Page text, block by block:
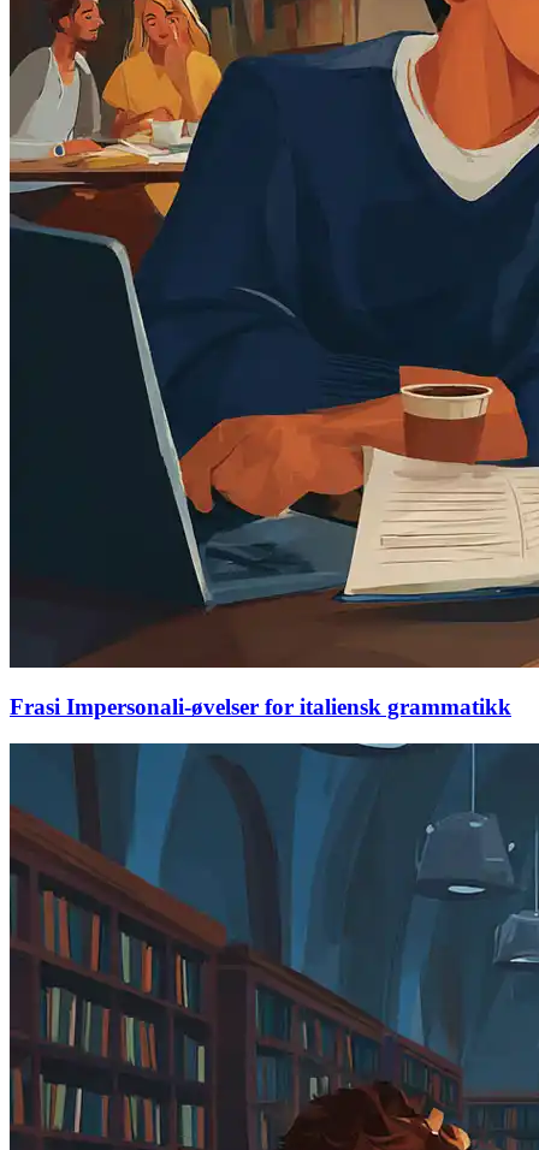
Frasi Impersonali-øvelser for italiensk grammatikk